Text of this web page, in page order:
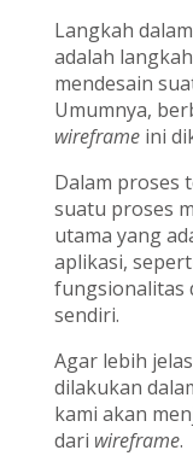
Langkah
adalah
mendesain
Umumnya,
wireframeini
Dalam proses
suatu proses
utama yang
aplikasi,
fungsionalitas
sendiri.
Agar lebih
dilakukan
kami akan
dari wireframe.